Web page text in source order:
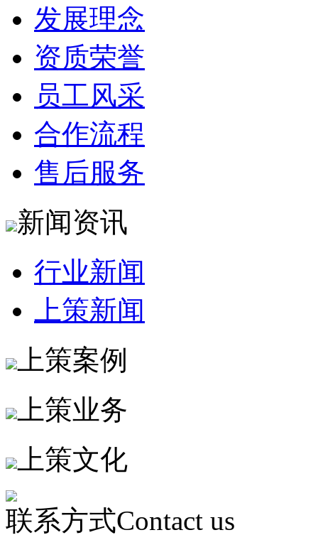
发展理念
资质荣誉
员工风采
合作流程
售后服务
新闻资讯
行业新闻
上策新闻
上策案例
上策业务
上策文化
联系方式Contact us